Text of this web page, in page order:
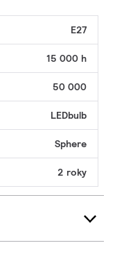
E27
15 000 h
50 000
LEDbulb
Sphere
2 roky